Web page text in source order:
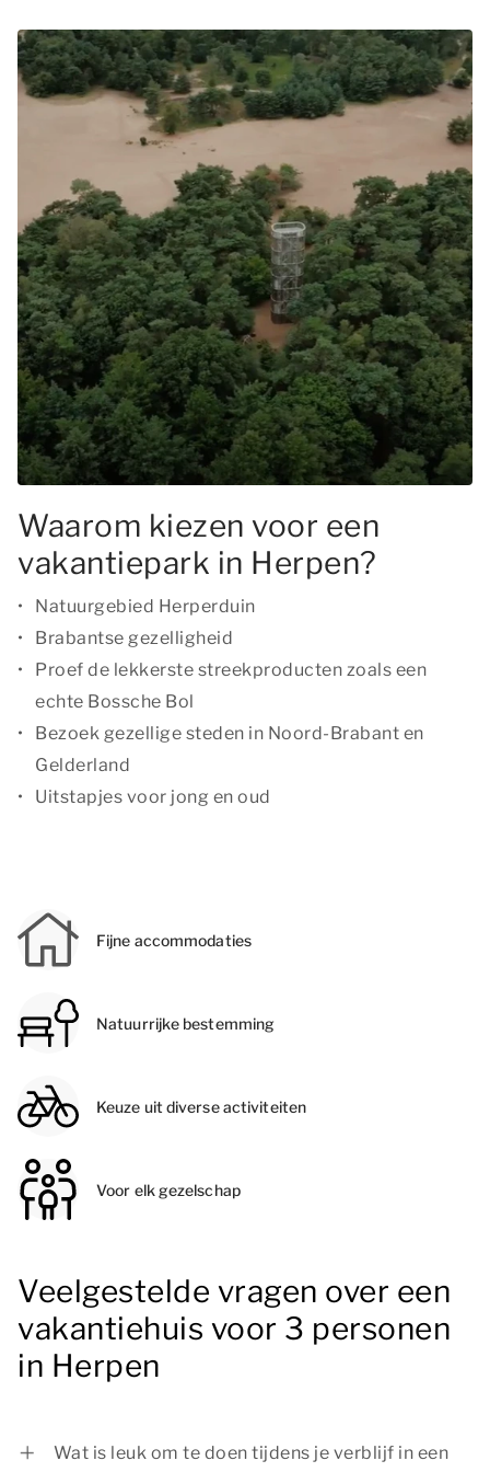
Waarom kiezen voor een
vakantiepark in Herpen?
Natuurgebied Herperduin
Brabantse gezelligheid
Proef de lekkerste streekproducten zoals een
echte Bossche Bol
Bezoek gezellige steden in Noord-Brabant en
Gelderland
Uitstapjes voor jong en oud
Fijne accommodaties
Natuurrijke bestemming
Keuze uit diverse activiteiten
Voor elk gezelschap
Veelgestelde vragen over een
vakantiehuis voor 3 personen
in Herpen
Wat is leuk om te doen tijdens je verblijf in een